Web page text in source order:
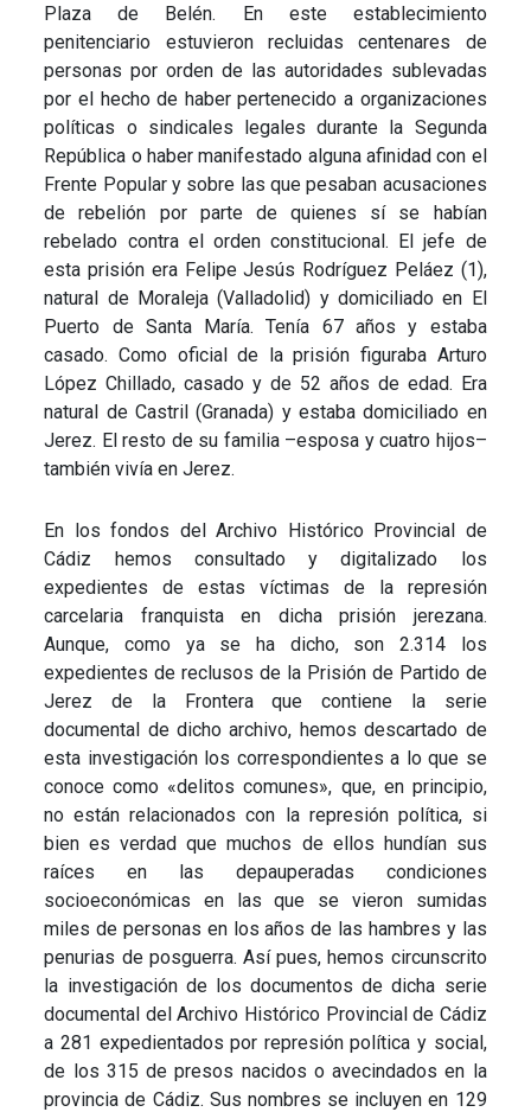
Plaza de Belén. En este establecimiento
penitenciario estuvieron recluidas centenares de
personas por orden de las autoridades sublevadas
por el hecho de haber pertenecido a organizaciones
políticas o sindicales legales durante la Segunda
República o haber manifestado alguna afinidad con el
Frente Popular y sobre las que pesaban acusaciones
de rebelión por parte de quienes sí se habían
rebelado contra el orden constitucional. El jefe de
esta prisión era Felipe Jesús Rodríguez Peláez (1),
natural de Moraleja (Valladolid) y domiciliado en El
Puerto de Santa María. Tenía 67 años y estaba
casado. Como oficial de la prisión figuraba Arturo
López Chillado, casado y de 52 años de edad. Era
natural de Castril (Granada) y estaba domiciliado en
Jerez. El resto de su familia –esposa y cuatro hijos–
también vivía en Jerez.
En los fondos del Archivo Histórico Provincial de
Cádiz hemos consultado y digitalizado los
expedientes de estas víctimas de la represión
carcelaria franquista en dicha prisión jerezana.
Aunque, como ya se ha dicho, son 2.314 los
expedientes de reclusos de la Prisión de Partido de
Jerez de la Frontera que contiene la serie
documental de dicho archivo, hemos descartado de
esta investigación los correspondientes a lo que se
conoce como «delitos comunes», que, en principio,
no están relacionados con la represión política, si
bien es verdad que muchos de ellos hundían sus
raíces en las depauperadas condiciones
socioeconómicas en las que se vieron sumidas
miles de personas en los años de las hambres y las
penurias de posguerra. Así pues, hemos circunscrito
la investigación de los documentos de dicha serie
documental del Archivo Histórico Provincial de Cádiz
a 281 expedientados por represión política y social,
de los 315 de presos nacidos o avecindados en la
provincia de Cádiz. Sus nombres se incluyen en 129